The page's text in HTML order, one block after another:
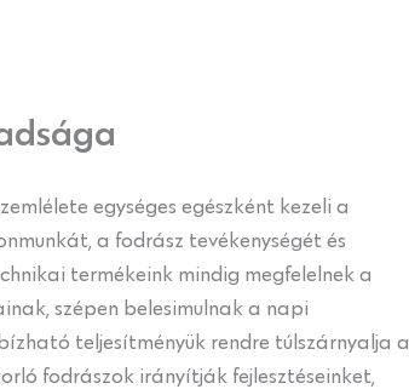
egységes egészként kezeli a
a fodrász tevékenységét és
termékeink mindig megfelelnek a
szépen belesimulnak a napi
teljesítményük rendre túlszárnyalja a
fodrászok irányítják fejlesztéseinket,